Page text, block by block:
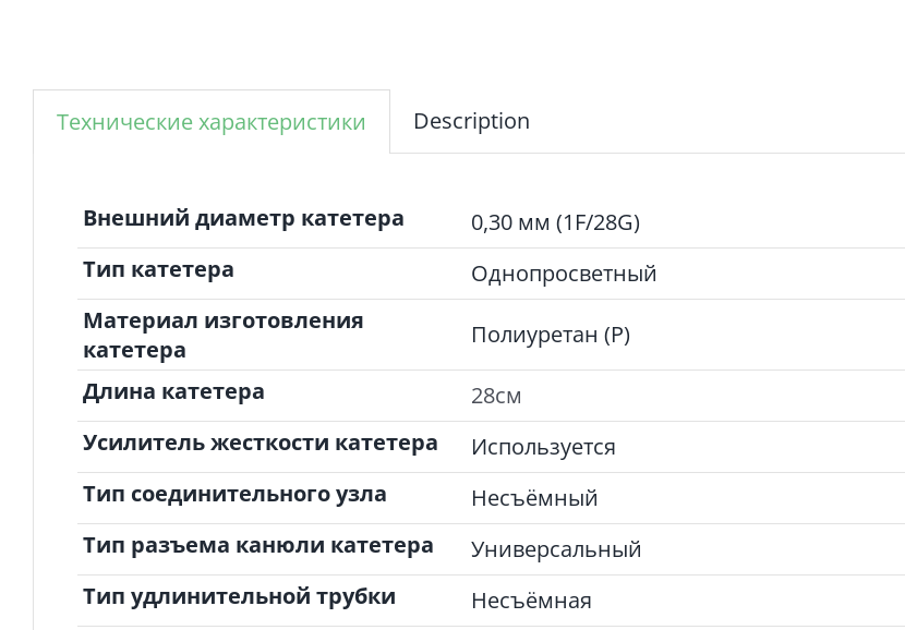
Технические характеристики Description
Внешний диаметр катетера
0,30 мм (1F/28G)
Тип катетера
Однопросветный
Материал изготовления
катетера
Полиуретан (P)
Длина катетера
28см
Усилитель жесткости катетера
Используется
Тип соединительного узла
Несъёмный
Тип разъема канюли катетера
Универсальный
Тип удлинительной трубки
Несъёмная